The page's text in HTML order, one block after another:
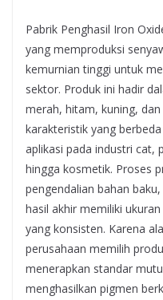
Pabrik Penghasil Iron
yang memproduksi
kemurnian tinggi untuk
sektor. Produk ini hadir
merah, hitam, kuning,
karakteristik yang
aplikasi pada industri cat,
hingga kosmetik. Proses
pengendalian bahan
hasil akhir memiliki
yang konsisten. Karena
perusahaan memilih
menerapkan standar
menghasilkan pigmen